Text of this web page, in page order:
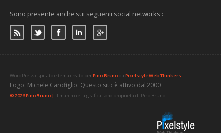
Sono presente anche sui seguenti social networks :
WordPress ospitato e tema creato perPino Brunoda Pixelstyle Web Thinkers
Logo: Michele Carofiglio. Questo sito è attivo dal 2000
© 2026 Pino Bruno | Il marchio e la grafica sono proprietà di Pino Bruno